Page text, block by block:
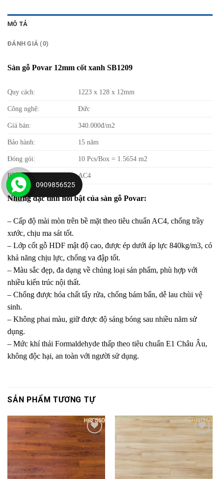
MÔ TẢ
ĐÁNH GIÁ (0)
Sàn gỗ Povar 12mm cốt xanh SB1209
Quy cách: 1223 x 128 x 12mm
Công nghệ: Đức
Giá bán: 340.000đ/m2
Bảo hành: 15 năm
Đóng gói: 10 Pcs/Box = 1.5654 m2
Bề mặt: AC4
Những đặc tính nổi bật của sàn gỗ Povar:
– Cấp độ mài mòn trên bề mặt theo tiêu chuẩn AC4, chống trầy
xước, chịu ma sát tốt.
– Lớp cốt gỗ HDF mật độ cao, được ép dưới áp lực 840kg/m3, có
khả năng chịu lực, chống va đập tốt.
– Màu sắc đẹp, đa dạng về chủng loại sản phẩm, phù hợp với
nhiều kiến trúc nội thất.
– Chống được hóa chất tẩy rửa, chống bám bẩn, dễ lau chùi vệ
sinh.
– Không phai màu, giữ được độ sáng bóng sau nhiều năm sử
dụng.
– Mức khí thải Formaldehyde thấp theo tiêu chuẩn E1 Châu Âu,
không độc hại, an toàn với người sử dụng.
SẢN PHẨM TƯƠNG TỰ
Yêu
thích
Yêu
thích
0909856525